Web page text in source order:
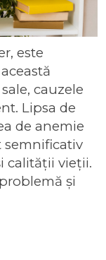
este
cauzele
Lipsa de
de anemie
semnificativ
calității vieții.
și